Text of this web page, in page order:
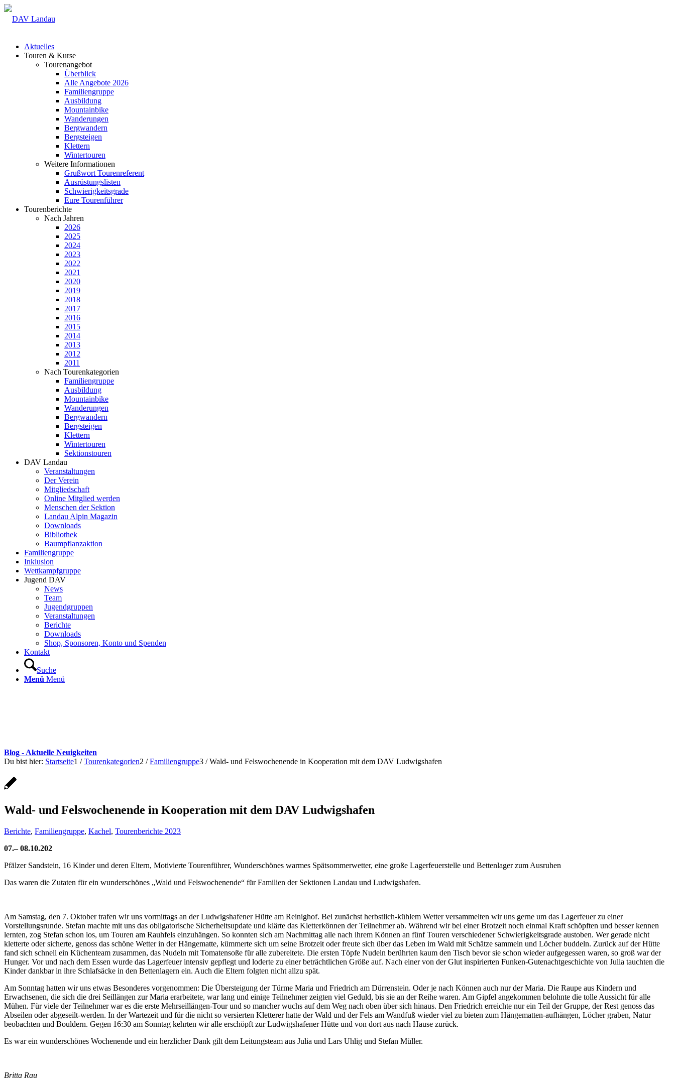
Aktuelles
Touren & Kurse
Tourenangebot
Überblick
Alle Angebote 2026
Familiengruppe
Ausbildung
Mountainbike
Wanderungen
Bergwandern
Bergsteigen
Klettern
Wintertouren
Weitere Informationen
Grußwort Tourenreferent
Ausrüstungslisten
Schwierigkeitsgrade
Eure Tourenführer
Tourenberichte
Nach Jahren
2026
2025
2024
2023
2022
2021
2020
2019
2018
2017
2016
2015
2014
2013
2012
2011
Nach Tourenkategorien
Familiengruppe
Ausbildung
Mountainbike
Wanderungen
Bergwandern
Bergsteigen
Klettern
Wintertouren
Sektionstouren
DAV Landau
Veranstaltungen
Der Verein
Mitgliedschaft
Online Mitglied werden
Menschen der Sektion
Landau Alpin Magazin
Downloads
Bibliothek
Baumpflanzaktion
Familiengruppe
Inklusion
Wettkampfgruppe
Jugend DAV
News
Team
Jugendgruppen
Veranstaltungen
Berichte
Downloads
Shop, Sponsoren, Konto und Spenden
Kontakt
Suche
Menü Menü
Blog - Aktuelle Neuigkeiten
Du bist hier: Startseite1 / Tourenkategorien2 / Familiengruppe3 / Wald- und Felswochenende in Kooperation mit dem DAV Ludwigshafen
Wald- und Felswochenende in Kooperation mit dem DAV Ludwigshafen
Berichte, Familiengruppe, Kachel, Tourenberichte 2023
07.– 08.10.202
Pfälzer Sandstein, 16 Kinder und deren Eltern, Motivierte Tourenführer, Wunderschönes warmes Spätsommerwetter, eine große Lagerfeuerstelle und Bettenlager zum Ausruhen
Das waren die Zutaten für ein wunderschönes „Wald und Felswochenende“ für Familien der Sektionen Landau und Ludwigshafen.
Am Samstag, den 7. Oktober trafen wir uns vormittags an der Ludwigshafener Hütte am Reinighof. Bei zunächst herbstlich-kühlem Wetter versammelten wir uns gerne um das Lagerfeuer zu einer
Vorstellungsrunde. Stefan machte mit uns das obligatorische Sicherheitsupdate und klärte das Kletterkönnen der Teilnehmer ab. Während wir bei einer Brotzeit noch einmal Kraft schöpften und besser kennen
lernten, zog Stefan schon los, um Touren am Rauhfels einzuhängen. So konnten sich am Nachmittag alle nach ihrem Können an fünf Touren verschiedener Schwierigkeitsgrade austoben. Wer gerade nicht
kletterte oder sicherte, genoss das schöne Wetter in der Hängematte, kümmerte sich um seine Brotzeit oder freute sich über das Leben im Wald mit Schätze sammeln und Löcher buddeln. Zurück auf der Hütte
fand sich schnell ein Küchenteam zusammen, das Nudeln mit Tomatensoße für alle zubereitete. Die ersten Töpfe Nudeln berührten kaum den Tisch bevor sie schon wieder aufgegessen waren, so groß war der
Hunger. Vor und nach dem Essen wurde das Lagerfeuer intensiv gepflegt und loderte zu einer beträchtlichen Größe auf. Nach einer von der Glut inspirierten Funken-Gutenachtgeschichte von Julia tauchten die
Kinder dankbar in ihre Schlafsäcke in den Bettenlagern ein. Auch die Eltern folgten nicht allzu spät.
Am Sonntag hatten wir uns etwas Besonderes vorgenommen: Die Übersteigung der Türme Maria und Friedrich am Dürrenstein. Oder je nach Können auch nur der Maria. Die Raupe aus Kindern und
Erwachsenen, die sich die drei Seillängen zur Maria erarbeitete, war lang und einige Teilnehmer zeigten viel Geduld, bis sie an der Reihe waren. Am Gipfel angekommen belohnte die tolle Aussicht für alle
Mühen. Für viele der Teilnehmer war es die erste Mehrseillängen-Tour und so mancher wuchs auf dem Weg nach oben über sich hinaus. Den Friedrich erreichte nur ein Teil der Gruppe, der Rest genoss das
Abseilen oder abgeseilt-werden. In der Wartezeit und für die nicht so versierten Kletterer hatte der Wald und der Fels am Wandfuß wieder viel zu bieten zum Hängematten-aufhängen, Löcher graben, Natur
beobachten und Bouldern. Gegen 16:30 am Sonntag kehrten wir alle erschöpft zur Ludwigshafener Hütte und von dort aus nach Hause zurück.
Es war ein wunderschönes Wochenende und ein herzlicher Dank gilt dem Leitungsteam aus Julia und Lars Uhlig und Stefan Müller.
Britta Rau